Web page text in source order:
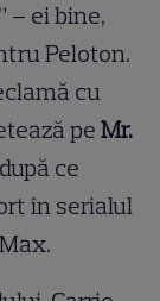
– ei bine,
Peloton.
cu
peMr.
ce
în serialul